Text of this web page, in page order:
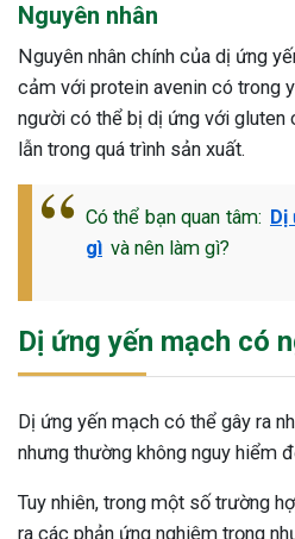
Sau Sinh Có Tự Khỏi
Thông Tin Cần Biết
sau sinh là tình trạng viêm da
của chị em trở nên khô...
Nguyên nhân
Nguyên nhân chính của dị ứng
cảm với protein avenin có trong
người có thể bị dị ứng với gluten
lẫn trong quá trình sản xuất.
Có thể bạn quan tâm:
gì và nên làm gì?
Dị ứng yến mạch có
Dị ứng yến mạch có thể gây ra
nhưng thường không nguy hiểm
Tuy nhiên, trong một số trường
ra các phản ứng nghiêm trọng